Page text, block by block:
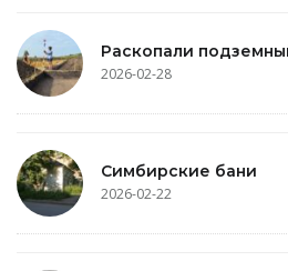
Раскопали
2026-02-28
Симбирские бани
2026-02-22